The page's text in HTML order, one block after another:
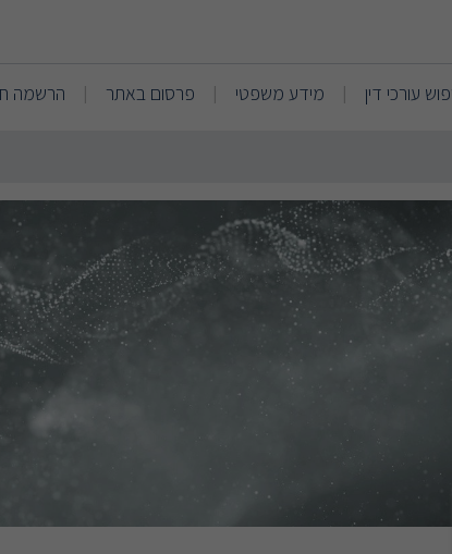
כהן רוכברגר
עורכי דין | מידע משפטי | פרסום באתר | הרשמה